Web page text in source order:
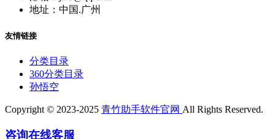
地址：中国.广州
友情链接
分类目录
360分类目录
孙悟空
Copyright © 2023-2025 青竹助手软件官网 All Rights Reserved.
咨询在线客服